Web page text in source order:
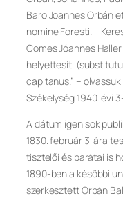
Baro Joannes Orbán
nomine Foresti. –
Comes Jóannes
helyettesíti
capitanus.” –
Székelység 1940. évi
A dátum igen sok
1830. február 3-ára
tisztelői és barátai is
1890-ben a későbbi
szerkesztett Orbán